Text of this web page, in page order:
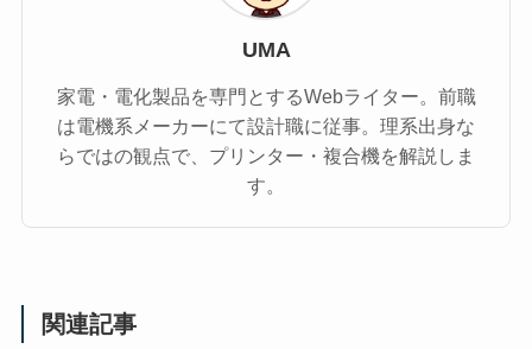
UMA
家電・電化製品を専門とするWebライター。前職
は電機系メーカーにて設計職に従事。理系出身な
らではの観点で、プリンター・複合機を解説しま
す。
関連記事